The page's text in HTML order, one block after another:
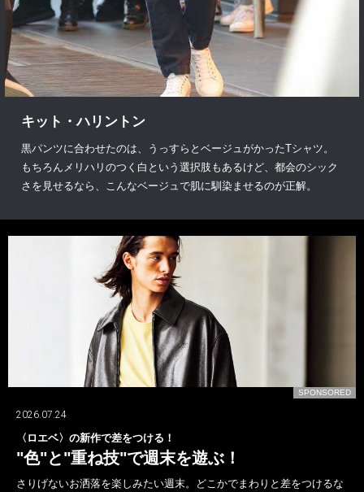
キット・ハリントン
黒パンツに合わせたのは、うっすらとベージュがかったTシャツ。
もちろんメリハリのつく白という選択肢もあるけど、都会のシック
さを見せるなら、こんなベージュで肌に馴染ませるのが正解。
SPONSORED
2026.06.21
テカりに打ち勝つ美容液が決め手に!?
アワードで選手たちの格好よさを支えた
〈SHISEIDO MEN〉！